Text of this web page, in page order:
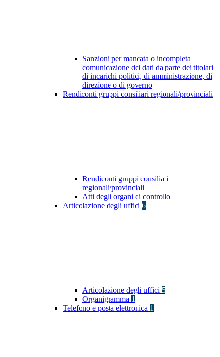
Sanzioni per mancata o incompleta
comunicazione dei dati da parte dei titolari
di incarichi politici, di amministrazione, di
direzione o di governo
Rendiconti gruppi consiliari regionali/provinciali
Rendiconti gruppi consiliari
regionali/provinciali
Atti degli organi di controllo
Articolazione degli uffici 6
Articolazione degli uffici 5
Organigramma 1
Telefono e posta elettronica 1